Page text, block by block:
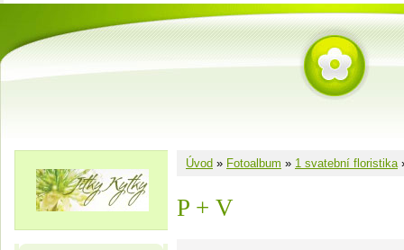
Úvod » Fotoalbum » 1 svatební floristika
P + V